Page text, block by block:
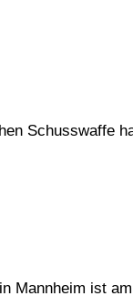
Schusswaffe
Mannheim ist